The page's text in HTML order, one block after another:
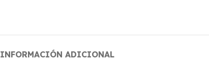
INFORMACIÓN ADICIONAL